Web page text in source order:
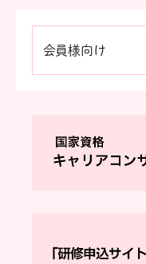
会員様向け